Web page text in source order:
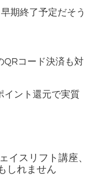
期終了予定だそう
QRコード決済も対
イント還元で実質
イスリフト講座、
しれません